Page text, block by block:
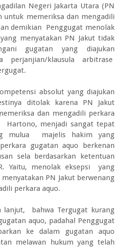
Negeri Jakarta Utara (PN
untuk memeriksa dan mengadili
demikian Penggugat menolak
menyatakan PN Jakut tidak
gugatan yang diajukan
perjanjian/klausula arbitrase
absolut yang diajukan
ditolak karena PN Jakut
dan mengadili perkara
Hartono, menjadi sangat tepat
mulua majelis hakim yang
gugatan aquo berkenan
sela berdasarkan ketentuan
Yaitu, menolak eksepsi yang
PN Jakut berwenang
perkara aquo.
bahwa Tergugat kurang
aquo, padahal Penggugat
ke dalam gugatan aquo
melawan hukum yang telah